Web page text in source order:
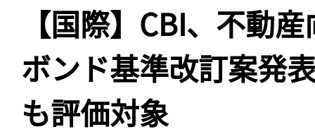
【国際】CBI、不動
ボンド基準改訂案発
も評価対象